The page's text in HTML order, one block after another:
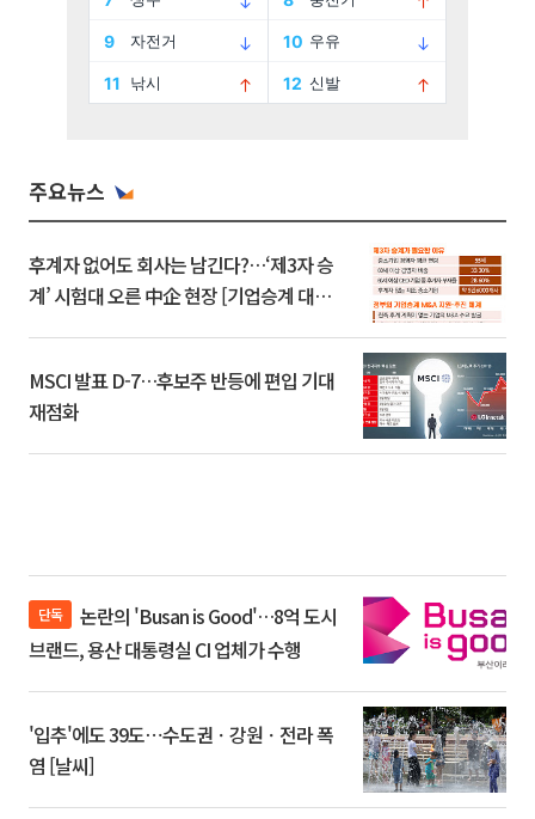
주요뉴스
후계자 없어도 회사는 남긴다?…‘제3자 승
계’ 시험대 오른 中企 현장 [기업승계 대전
MSCI 발표 D-7…후보주 반등에 편입 기대
재점화
단독
브랜드, 용산 대통령실 CI 업체가 수행
'입추'에도 39도⋯수도권ㆍ강원ㆍ전라 폭
염 [날씨]